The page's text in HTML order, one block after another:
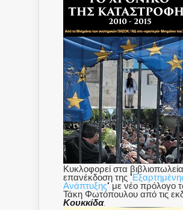
Κυκλοφορεί στα
επανέκδοση της "
Ανάπτυξης" με νέο πρόλογο
Τάκη Φωτόπουλου από τις
Κουκκίδα.